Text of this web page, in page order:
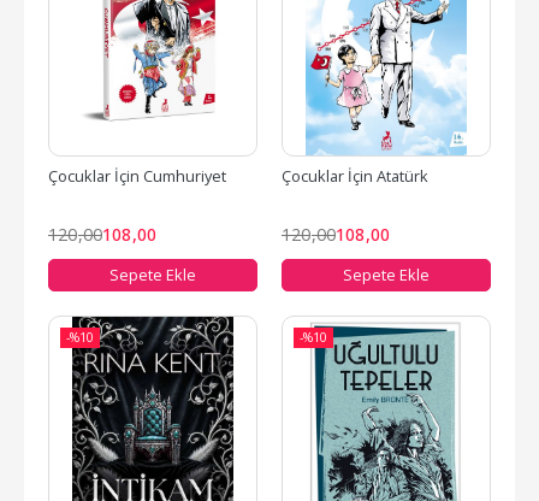
Çocuklar İçin Cumhuriyet
120,00108,00
Sepete Ekle
Çocuklar İçin Atatürk
120,00108,00
Sepete Ekle
-%10 -%10